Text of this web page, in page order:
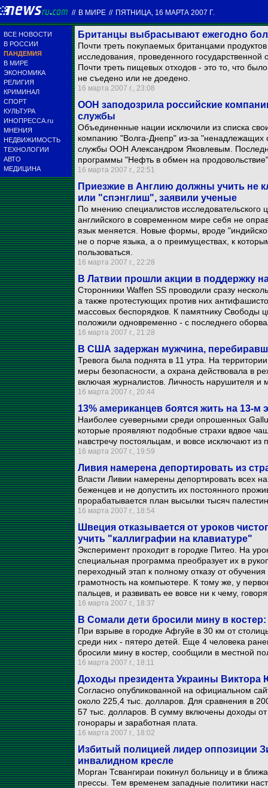
// В МИРЕ // ПЯТНИЦА, 16 МАРТА 2007 Г.
ВСЕ НОВОСТИ
В РОССИИ
ПАНДЕМИЯ
В МИРЕ
ЭКОНОМИКА
РЕЛИГИЯ
КРИМИНАЛ
СПОРТ
КУЛЬТУРА
ИНОПРЕССА.ru
МНЕНИЯ
НЕДВИЖИМОСТЬ
ТЕХНОЛОГИИ
АВТО
МЕДИЦИНА
Британцы выбрасывают ежегодно
Почти треть покупаемых британцами
исследования, проведенного
Почти треть пищевых отходов - это то, что
не съедено или не доедено.
16 марта 2007 г., 23:08
ООН заподозрила российские
службы
Объединенные нации исключили из списка
компанию "Волга-Днепр" из-за
службы ООН Александром Яковлевым.
программы "Нефть в обмен на
16 марта 2007 г., 22:51
Приезжие в Англию должны учить не
или "спэнглиш", заявили ученые
По мнению специалистов исследовательского
английского в современном мире себя не
язык меняется. Новые формы, вроде
не о порче языка, а о преимуществах, к
пользоваться.
16 марта 2007 г., 22:28
В Латвии прошли акции в поддержку
Сторонники Waffen SS проводили сразу
а также протестующих против них
массовых беспорядков. К памятнику Свободы
положили одновременно - с последнего
16 марта 2007 г., 21:28
В США задержан мужчина,
Тревога была поднята в 11 утра. На
меры безопасности, а охрана действовала в
включая журналистов. Личность нарушителя и
16 марта 2007 г., 20:44
13% американцев боятся жить на 13-м
Наиболее суеверными среди опрошенных
которые проявляют подобные страхи вдвое
навстречу постояльцам, и вовсе исключают из
16 марта 2007 г., 19:59
Ливия намерена депортировать из
Власти Ливии намерены депортировать всех
беженцев и не допустить их постоянного
прорабатывается план высылки тысяч
16 марта 2007 г., 18:54
Швеция отказывается от уроков
учить "каллиграфии на клавиатуре"
Эксперимент проходит в городке Питео. На
специальная программа преобразует их в
переходный этап к полному отказу от
грамотность на компьютере. К тому же, у
пальцев, и развивать ее вовсе ни к чему,
16 марта 2007 г., 18:37
В Сомали дети бросили мину в
При взрыве в городке Афгуйе в 30 км от
среди них - пятеро детей. Еще 4 человека
бросили мину в костер, сообщили в местной
16 марта 2007 г., 18:11
Доходы президента Украины Виктора
Согласно опубликованной на официальном
около 225,4 тыс. долларов. Для сравнения в
57 тыс. долларов. В сумму включены доходы от
гонорары и заработная плата.
16 марта 2007 г., 18:02
Избитый полицией лидер оппозиции
инвалидном кресле
Морган Тсвангираи покинул больницу и в
прессы. Тем временем западные политики